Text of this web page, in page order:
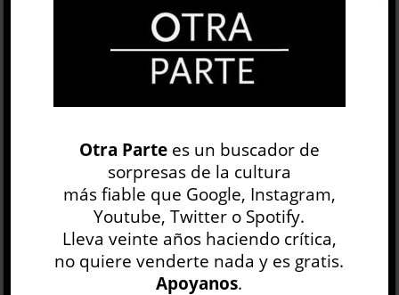
0 Twitter
Google+ 0 Email 0
Telegram WhatsApp
ESPACIO
GUERRA FRÍA INFANCIA NASA NIÑO
NOSTALGIA RICHARD LINKLATER SUBURBIO
Otra Partees un buscador de
sorpresas de la cultura
más fiable que Google, Instagram,
Youtube, Twitter o Spotify.
Lleva veinte años haciendo crítica,
no quiere venderte nada y es gratis.
Apoyanos.